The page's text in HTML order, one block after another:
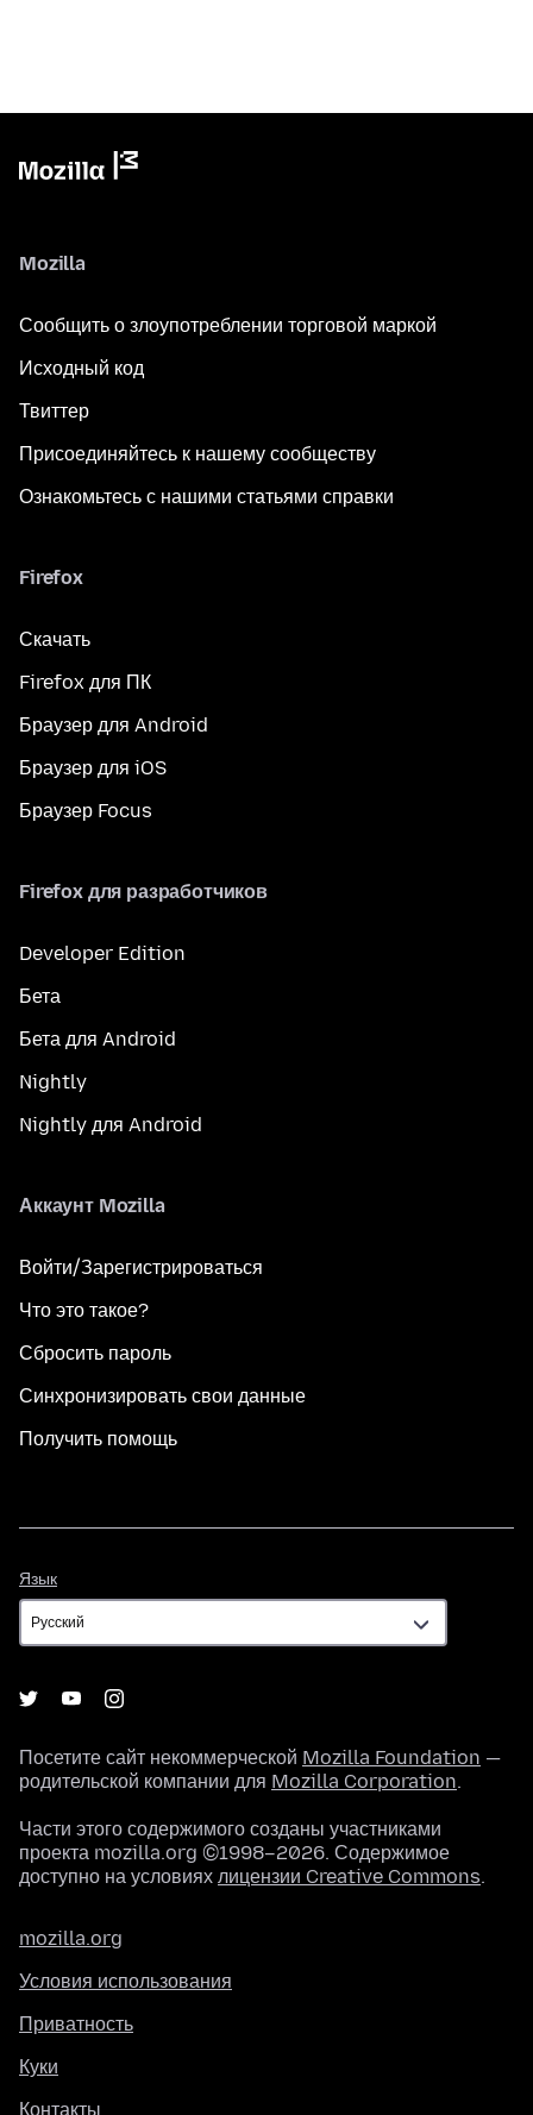
Mozilla
Сообщить о злоупотреблении торговой маркой
Исходный код
Твиттер
Присоединяйтесь к нашему сообществу
Ознакомьтесь с нашими статьями справки
Firefox
Скачать
Firefox для ПК
Браузер для Android
Браузер для iOS
Браузер Focus
Firefox для разработчиков
Developer Edition
Бета
Бета для Android
Nightly
Nightly для Android
Аккаунт Mozilla
Войти/Зарегистрироваться
Что это такое?
Сбросить пароль
Синхронизировать свои данные
Получить помощь
Язык
Посетите сайт некоммерческой Mozilla Foundation —
родительской компании для Mozilla Corporation.
Части этого содержимого созданы участниками
проекта mozilla.org ©1998–2026. Содержимое
доступно на условиях лицензии Creative Commons.
mozilla.org
Условия использования
Приватность
Куки
Контакты